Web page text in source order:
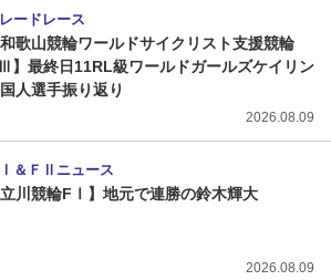
ードレース
和歌山競輪ワールドサイクリスト支援競輪
】最終日11RL級ワールドガールズケイリン
人選手振り返り
2026.08.09
Ⅰ＆ＦⅡニュース
立川競輪FⅠ】地元で連勝の鈴木輝大
2026.08.09